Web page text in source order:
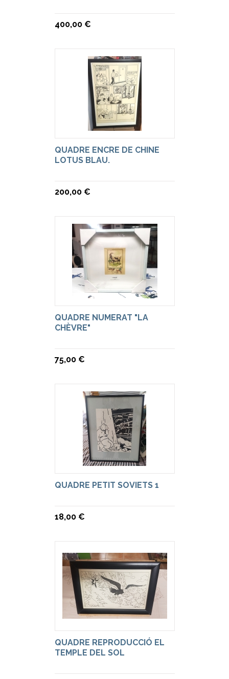
400,00 €
QUADRE ENCRE DE CHINE
LOTUS BLAU.
200,00 €
QUADRE NUMERAT "LA
CHÈVRE"
75,00 €
QUADRE PETIT SOVIETS 1
18,00 €
QUADRE REPRODUCCIÓ EL
TEMPLE DEL SOL